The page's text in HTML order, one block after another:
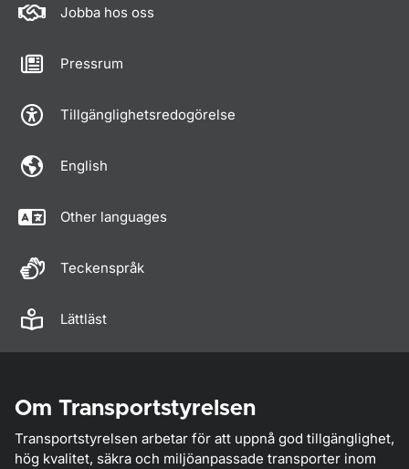
Jobba hos oss
Pressrum
Tillgänglighetsredogörelse
English
Other languages
Teckenspråk
Lättläst
Om Transportstyrelsen
Transportstyrelsen arbetar för att uppnå god tillgänglighet,
hög kvalitet, säkra och miljöanpassade transporter inom